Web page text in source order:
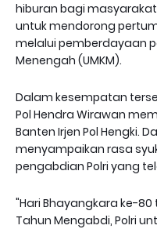
hiburan bagi
untuk mendorong
melalui pemberdayaan
Menengah (UMKM).
Dalam kesempatan
Pol Hendra Wirawan
Banten Irjen Pol Hengki.
menyampaikan rasa
pengabdian Polri yang
"Hari Bhayangkara ke-
Tahun Mengabdi, Polri